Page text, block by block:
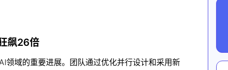
飙26倍
领域的重要进展。团队通过优化并行设计和采用新